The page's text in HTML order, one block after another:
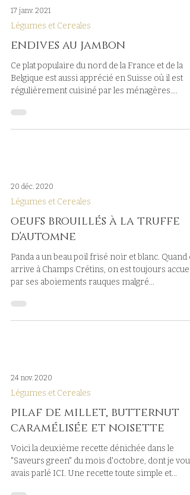
17 janv. 2021
Légumes et Cereales
endives au jambon
Ce plat populaire du nord de la France et de la
Belgique est aussi apprécié en Suisse où il est
régulièrement cuisiné par les ménagères....
20 déc. 2020
Légumes et Cereales
oeufs brouillés à la truffe
d'automne
Panda a un beau poil frisé noir et blanc. Quand
arrive à Champs Crétins, on est toujours
par ses aboiements rauques malgré...
24 nov. 2020
Légumes et Cereales
pilaf de millet, butternut
caramélisée et noisette
Voici la deuxième recette dénichée dans le
"Saveurs green" du mois d'octobre, dont je vous
avais parlé ICI. Une recette toute simple et...